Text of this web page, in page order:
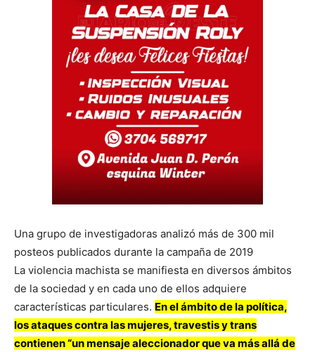
Una grupo de investigadoras analizó más de 300 mil
posteos publicados durante la campaña de 2019
La violencia machista se manifiesta en diversos ámbitos
de la sociedad y en cada uno de ellos adquiere
características particulares. En el ámbito de la política,
los ataques contra las mujeres, travestis y trans
contienen “un mensaje aleccionador que va más allá de